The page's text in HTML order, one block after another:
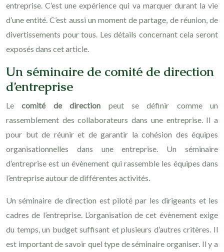
entreprise. C’est une expérience qui va marquer durant la vie
d’une entité. C’est aussi un moment de partage, de réunion, de
divertissements pour tous. Les détails concernant cela seront
exposés dans cet article.
Un séminaire de comité de direction
d’entreprise
Lecomité de direction peut se définir comme un
rassemblement des collaborateurs dans une entreprise. Il a
pour but de réunir et de garantir la cohésion des équipes
organisationnelles dans une entreprise. Un séminaire
d’entreprise est un évènement qui rassemble les équipes dans
l’entreprise autour de différentes activités.
Un séminaire de direction est piloté par les dirigeants et les
cadres de l’entreprise. L’organisation de cet évènement exige
du temps, un budget suffisant et plusieurs d’autres critères. Il
est important de savoir quel type de séminaire organiser. Il y a